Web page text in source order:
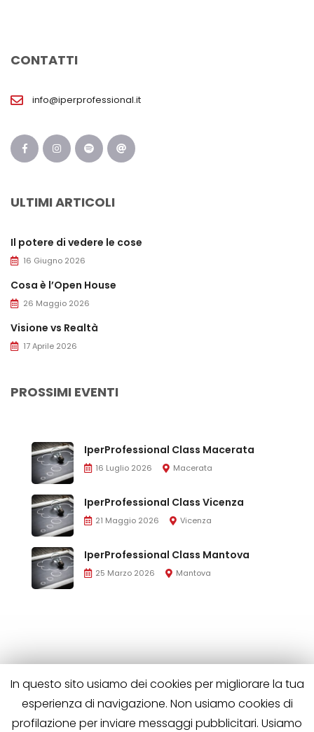
CONTATTI
info@iperprofessional.it
ULTIMI ARTICOLI
Il potere di vedere le cose
16 Giugno 2026
Cosa è l’Open House
26 Maggio 2026
Visione vs Realtà
17 Aprile 2026
PROSSIMI EVENTI
IperProfessional Class Macerata
16 Luglio 2026 Macerata
IperProfessional Class Vicenza
21 Maggio 2026 Vicenza
IperProfessional Class Mantova
25 Marzo 2026 Mantova
In questo sito usiamo dei cookies per migliorare la tua
esperienza di navigazione. Non usiamo cookies di
profilazione per inviare messaggi pubblicitari. Usiamo